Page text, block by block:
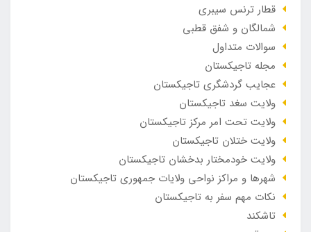
قطار ترنس سیبری
شمالگان و شفق قطبی
سوالات متداول
مجله تاجیکستان
عجایب گردشگری تاجیکستان
ولایت سغد تاجیکستان
ولایت تحت امر مرکز تاجیکستان
ولایت ختلان تاجیکستان
ولایت خودمختار بدخشان تاجیکستان
شهرها و مراکز نواحی ولایات جمهوری تاجیکستان
نکات مهم سفر به تاجیکستان
تاشکند